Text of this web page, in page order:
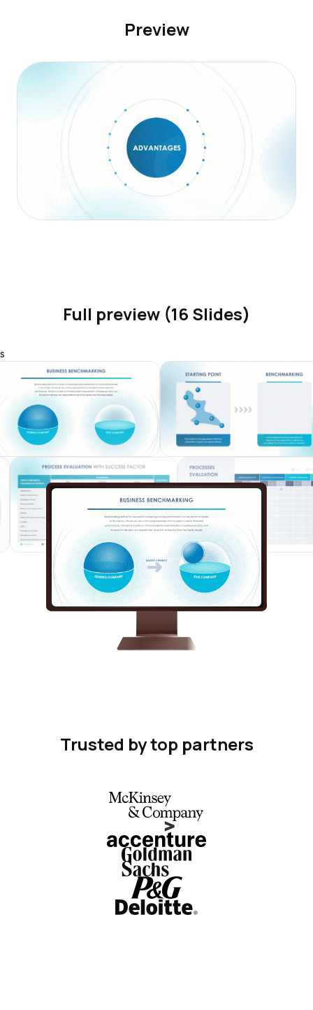
Preview
Full preview (16 Slides)
s
Trusted by top partners